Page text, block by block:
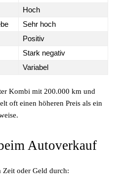
Hoch
Sehr hoch
Positiv
Stark negativ
Variabel
Kombi mit 200.000 km und
oft einen höheren Preis als ein
Autoverkauf
oder Geld durch: